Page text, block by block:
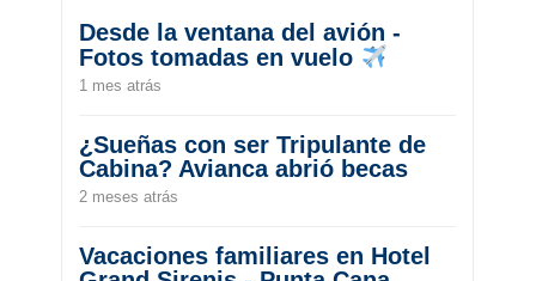
Desde la ventana del avión -
Fotos tomadas en vuelo
1 mes atrás
¿Sueñas con ser Tripulante de
Cabina? Avianca abrió becas
2 meses atrás
Vacaciones familiares en Hotel